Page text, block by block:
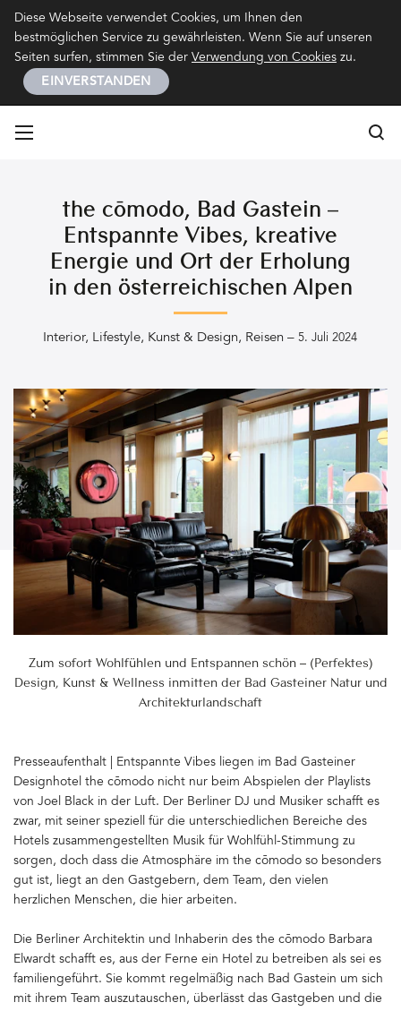
Diese Webseite verwendet Cookies, um Ihnen den
bestmöglichen Service zu gewährleisten. Wenn Sie auf unseren
Seiten surfen, stimmen Sie der Verwendung von Cookies zu.
EINVERSTANDEN
the cōmodo, Bad Gastein –
Entspannte Vibes, kreative
Energie und Ort der Erholung
in den österreichischen Alpen
Interior, Lifestyle, Kunst & Design, Reisen –5. Juli 2024
Zum sofort Wohlfühlen und Entspannen schön – (Perfektes)
Design, Kunst & Wellness inmitten der Bad Gasteiner Natur und
Architekturlandschaft
Presseaufenthalt | Entspannte Vibes liegen im Bad Gasteiner
Designhotel the cōmodo nicht nur beim Abspielen der Playlists
von Joel Black in der Luft. Der Berliner DJ und Musiker schafft es
zwar, mit seiner speziell für die unterschiedlichen Bereiche des
Hotels zusammengestellten Musik für Wohlfühl-Stimmung zu
sorgen, doch dass die Atmosphäre im the cōmodo so besonders
gut ist, liegt an den Gastgebern, dem Team, den vielen
herzlichen Menschen, die hier arbeiten.
Die Berliner Architektin und Inhaberin des the cōmodo Barbara
Elwardt schafft es, aus der Ferne ein Hotel zu betreiben als sei es
familiengeführt. Sie kommt regelmäßig nach Bad Gastein um sich
mit ihrem Team auszutauschen, überlässt das Gastgeben und die